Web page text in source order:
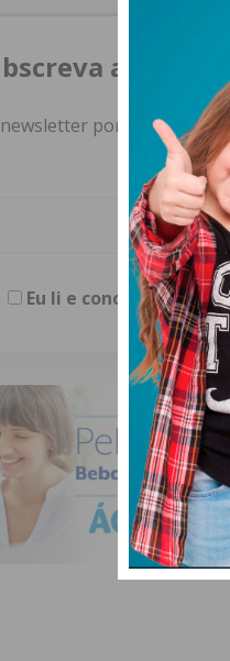
a
por e-mail e
Eu li e concordo com